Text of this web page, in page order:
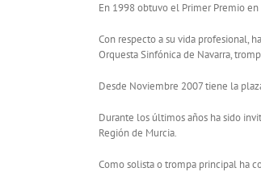
En 1998 obtuvo el Primer Premio en
Con respecto a su vida profesional,
Orquesta Sinfónica de Navarra,
Desde Noviembre 2007 tiene la
Durante los últimos años ha sido
Región de Murcia.
Como solista o trompa principal ha